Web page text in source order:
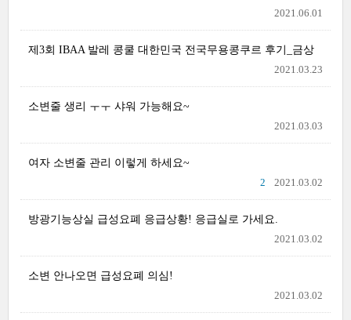
2021.06.01
제3회 IBAA 발레 콩쿨 대한민국 전국무용콩쿠르 후기_금상
2021.03.23
소변줄 생리 ㅜㅜ 샤워 가능해요~
2021.03.03
여자 소변줄 관리 이렇게 하세요~
2021.03.02
2
방광기능상실 급성요폐 응급상황! 응급실로 가세요.
2021.03.02
소변 안나오면 급성요폐 의심!
2021.03.02